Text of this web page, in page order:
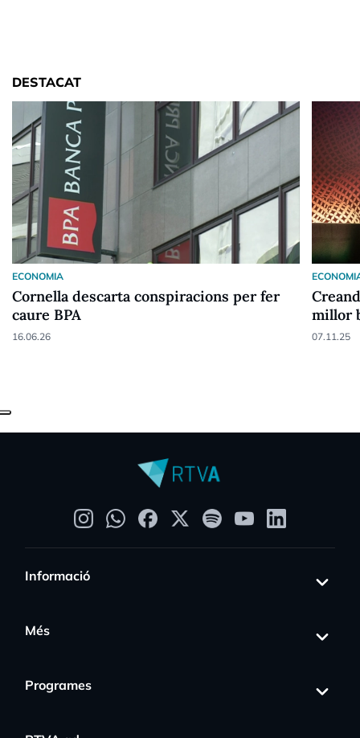
DESTACAT
ECONOMIA
Cornella descarta conspiracions per fer
caure BPA
16.06.26
millor
07.11.25
Informació
Més
Programes